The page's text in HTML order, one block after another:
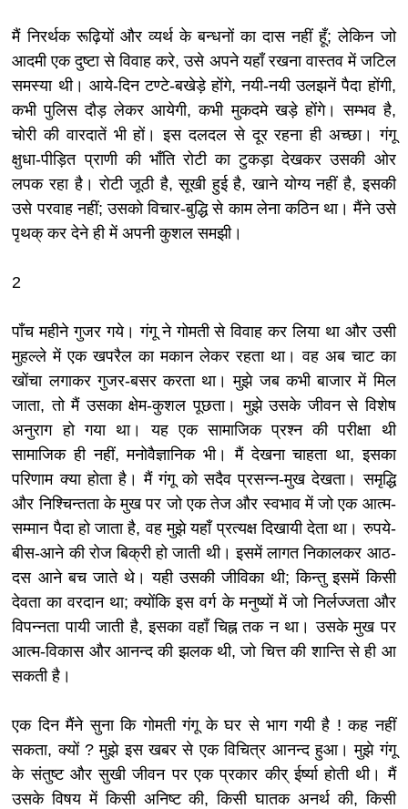
मैं निरर्थक रूढ़ियों और व्यर्थ के बन्धनों का दास नहीं हूँ; लेकिन जो
आदमी एक दुष्टा से विवाह करे, उसे अपने यहाँ रखना वास्तव में जटिल
समस्या थी। आये-दिन टण्टे-बखेड़े होंगे, नयी-नयी उलझनें पैदा होंगी,
कभी पुलिस दौड़ लेकर आयेगी, कभी मुकदमे खड़े होंगे। सम्भव है,
चोरी की वारदातें भी हों। इस दलदल से दूर रहना ही अच्छा। गंगू
क्षुधा-पीड़ित प्राणी की भाँति रोटी का टुकड़ा देखकर उसकी ओर
लपक रहा है। रोटी जूठी है, सूखी हुई है, खाने योग्य नहीं है, इसकी
उसे परवाह नहीं; उसको विचार-बुद्धि से काम लेना कठिन था। मैंने उसे
पृथक् कर देने ही में अपनी कुशल समझी।
2
पाँच महीने गुजर गये। गंगू ने गोमती से विवाह कर लिया था और उसी
मुहल्ले में एक खपरैल का मकान लेकर रहता था। वह अब चाट का
खोंचा लगाकर गुजर-बसर करता था। मुझे जब कभी बाजार में मिल
जाता, तो मैं उसका क्षेम-कुशल पूछता। मुझे उसके जीवन से विशेष
अनुराग हो गया था। यह एक सामाजिक प्रश्न की परीक्षा थी
सामाजिक ही नहीं, मनोवैज्ञानिक भी। मैं देखना चाहता था, इसका
परिणाम क्या होता है। मैं गंगू को सदैव प्रसन्न-मुख देखता। समृद्धि
और निश्चिन्तता के मुख पर जो एक तेज और स्वभाव में जो एक आत्म-
सम्मान पैदा हो जाता है, वह मुझे यहाँ प्रत्यक्ष दिखायी देता था। रुपये-
बीस-आने की रोज बिक्री हो जाती थी। इसमें लागत निकालकर आठ-
दस आने बच जाते थे। यही उसकी जीविका थी; किन्तु इसमें किसी
देवता का वरदान था; क्योंकि इस वर्ग के मनुष्यों में जो निर्लज्जता और
विपन्नता पायी जाती है, इसका वहाँ चिह्न तक न था। उसके मुख पर
आत्म-विकास और आनन्द की झलक थी, जो चित्त की शान्ति से ही आ
सकती है।
एक दिन मैंने सुना कि गोमती गंगू के घर से भाग गयी है ! कह नहीं
सकता, क्यों ? मुझे इस खबर से एक विचित्र आनन्द हुआ। मुझे गंगू
के संतुष्ट और सुखी जीवन पर एक प्रकार कीर् ईर्ष्या होती थी। मैं
उसके विषय में किसी अनिष्ट की, किसी घातक अनर्थ की, किसी